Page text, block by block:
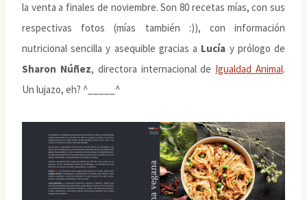
la venta a finales de noviembre. Son 80 recetas mías, con sus
respectivas fotos (mías también :)), con información
nutricional sencilla y asequible gracias a Lucía y prólogo de
Sharon Núñez, directora internacional de Igualdad Animal.
Un lujazo, eh? ^_____^